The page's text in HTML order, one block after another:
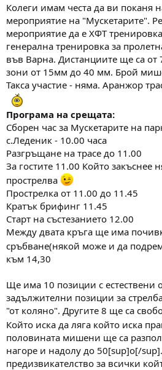
м
а
т
а
т
а
Колеги имам честа да ви поканя
мероприятие на "Мускетарите".
мероприятие да е ХФТ
генерална тренировка за
във Варна. Дистанциите ще са от
зони от 15мм до 40 мм. Брой
Такса участие - няма. Аранжор
Програма на срещата:
Сборен час за Мускетарите на
с.Леденик - 10.00 часа
Разгръщане на трасе до 11.00
За гостите 11.00 Който закъснее
прострелва
Прострелка от 11.00 до 11.45
Кратък брифинг 11.45
Старт на състезанието 12.00
Между двата кръга ще има
сръбване(някой може и да
към 14,30
Ще има 10 позиции с естествени
задължителни позиции за
"от коляно". Другите 8 ще са
Който иска да ляга който иска
половината мишени ще са
нагоре и надолу до 50[sup]о[/
предизвикателство за всички